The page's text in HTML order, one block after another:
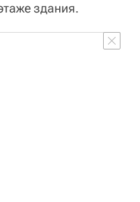
здания.